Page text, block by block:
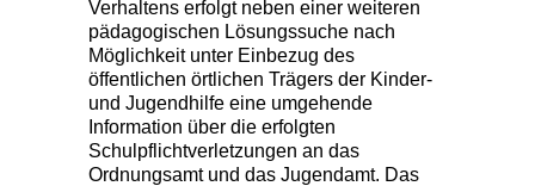
Verhaltens erfolgt neben einer weiteren
pädagogischen Lösungssuche nach
Möglichkeit unter Einbezug des
öffentlichen örtlichen Trägers der Kinder-
und Jugendhilfe eine umgehende
Information über die erfolgten
Schulpflichtverletzungen an das
Ordnungsamt und das Jugendamt. Das